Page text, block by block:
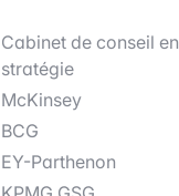
Cabinet de conseil en
stratégie
McKinsey
BCG
EY-Parthenon